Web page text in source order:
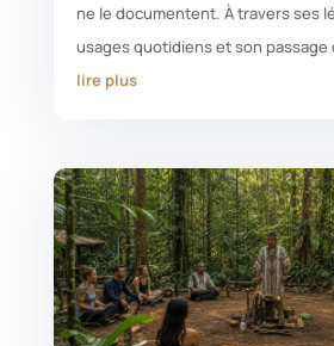
ne le documentent. À travers ses
usages quotidiens et son passage
lire plus